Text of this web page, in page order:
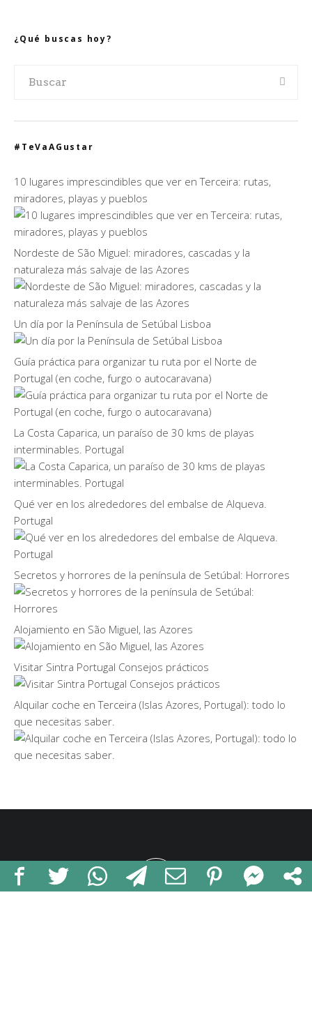
¿Qué buscas hoy?
#TeVaAGustar
10 lugares imprescindibles que ver en Terceira: rutas,
miradores, playas y pueblos
Nordeste de São Miguel: miradores, cascadas y la
naturaleza más salvaje de las Azores
Un día por la Península de Setúbal Lisboa
Guía práctica para organizar tu ruta por el Norte de
Portugal (en coche, furgo o autocaravana)
La Costa Caparica, un paraíso de 30 kms de playas
interminables. Portugal
Qué ver en los alrededores del embalse de Alqueva.
Portugal
Secretos y horrores de la península de Setúbal: Horrores
Alojamiento en São Miguel, las Azores
Visitar Sintra Portugal Consejos prácticos
Alquilar coche en Terceira (Islas Azores, Portugal): todo lo
que necesitas saber.